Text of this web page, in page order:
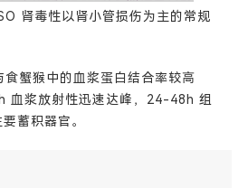
肾毒性以肾小管损伤为主的常规
蟹猴中的血浆蛋白结合率较高
血浆放射性迅速达峰，24-48h 组
蓄积器官。